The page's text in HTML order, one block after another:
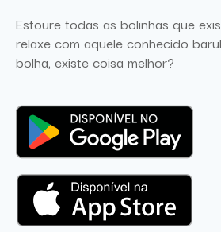
Estoure todas as bolinhas que
relaxe com aquele conhecido
bolha, existe coisa melhor?